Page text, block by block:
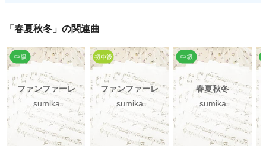
「 春夏秋冬 」の関連曲
ファンファーレ
sumika
ファンファーレ
sumika
春夏秋冬
sumika